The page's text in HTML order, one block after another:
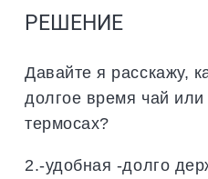
РЕШЕНИЕ
Давайте я расскажу,
долгое время чай
термосах?
2.-удобная -долго